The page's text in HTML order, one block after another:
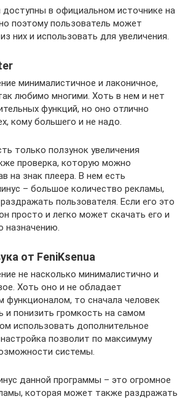
в официальном источнике на
поэтому пользователь может
них и использовать для увеличения.
минималистичное и лаконичное,
любимо многими. Хоть в нем и нет
функций, но оно отлично
кому большего и не надо.
только ползунок увеличения
проверка, которую можно
на знак плеера. В нем есть
– большое количество рекламы,
пользователя. Если его это
просто и легко может скачать его и
назначению.
от FeniKsenua
не насколько минималистично и
Хоть оно и не обладает
функционалом, то сначала человек
понизить громкость на самом
использовать дополнительное
позволит по максимуму
системы.
данной программы – это огромное
которая может также раздражать